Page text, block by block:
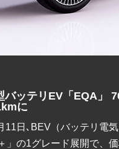
バッテリEV「EQA」
に
11日､BEV（バッテリ電
の1グレード展開で、価